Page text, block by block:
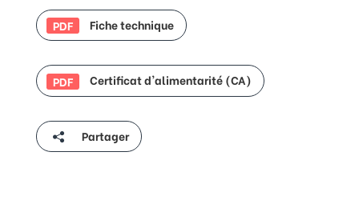
PDF Fiche technique
PDF Certificat d'alimentarité (CA)
Partager